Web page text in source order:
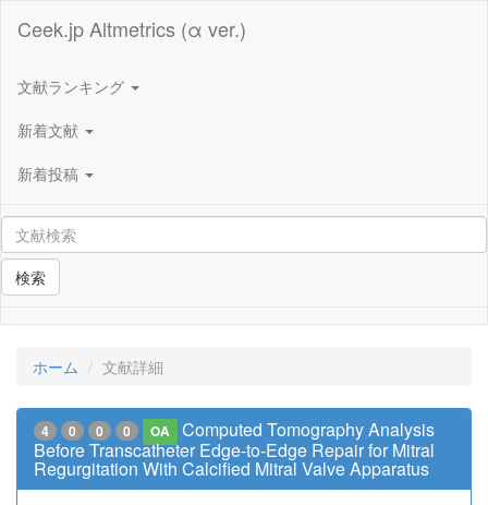
Ceek.jp Altmetrics (α ver.)
文献ランキング
新着文献
新着投稿
検索
ホーム 文献詳細
4 0 0 0 OA
Computed Tomography Analysis
Before Transcatheter Edge-to-Edge Repair for Mitral
Regurgitation With Calcified Mitral Valve Apparatus